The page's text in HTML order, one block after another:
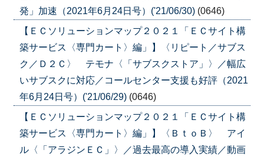
発」加速（2021年6月24日号）('21/06/30) (0646)
【ＥＣソリューションマップ２０２１「ＥＣサイト構
築サービス〈専門カート〉編」】〈リピート／サブス
ク／Ｄ２Ｃ〉 テモナ〈「サブスクストア」〉／幅広
いサブスクに対応／コールセンター支援も好評（2021
年6月24日号）('21/06/29) (0646)
【ＥＣソリューションマップ２０２１「ＥＣサイト構
築サービス〈専門カート〉編」】〈ＢｔｏＢ〉 アイ
ル〈「アラジンＥＣ」〉／過去最高の導入実績／動画